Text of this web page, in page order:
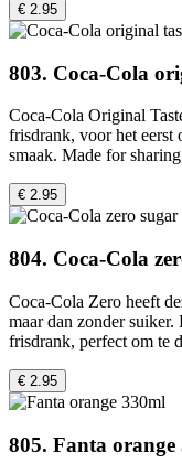
€ 2.95
803. Coca-Cola
Coca-Cola Original
frisdrank, voor het
smaak. Made for sharing
€ 2.95
804. Coca-Cola
Coca-Cola Zero heeft
maar dan zonder suiker.
frisdrank, perfect om te
€ 2.95
805. Fanta orange